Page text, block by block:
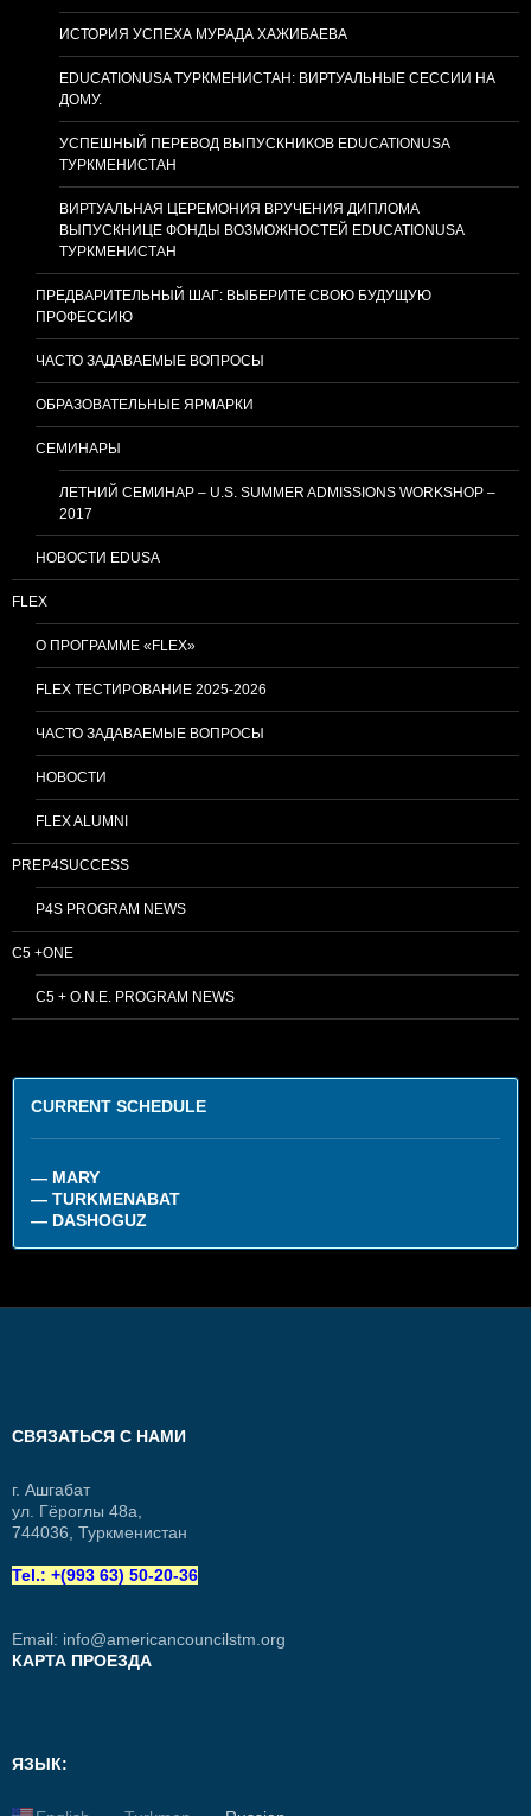
ИСТОРИЯ УСПЕХА МУРАДА ХАЖИБАЕВА
EDUCATIONUSA ТУРКМЕНИСТАН: ВИРТУАЛЬНЫЕ СЕССИИ НА
ДОМУ.
УСПЕШНЫЙ ПЕРЕВОД ВЫПУСКНИКОВ EDUCATIONUSA
ТУРКМЕНИСТАН
ВИРТУАЛЬНАЯ ЦЕРЕМОНИЯ ВРУЧЕНИЯ ДИПЛОМА
ВЫПУСКНИЦЕ ФОНДЫ ВОЗМОЖНОСТЕЙ EDUCATIONUSA
ТУРКМЕНИСТАН
ПРЕДВАРИТЕЛЬНЫЙ ШАГ: ВЫБЕРИТЕ СВОЮ БУДУЩУЮ
ПРОФЕССИЮ
ЧАСТО ЗАДАВАЕМЫЕ ВОПРОСЫ
ОБРАЗОВАТЕЛЬНЫЕ ЯРМАРКИ
СЕМИНАРЫ
ЛЕТНИЙ СЕМИНАР – U.S. SUMMER ADMISSIONS WORKSHOP –
2017
НОВОСТИ EDUSA
FLEX
О ПРОГРАММЕ «FLEX»
FLEX ТЕСТИРОВАНИЕ 2025-2026
ЧАСТО ЗАДАВАЕМЫЕ ВОПРОСЫ
НОВОСТИ
FLEX ALUMNI
PREP4SUCCESS
P4S PROGRAM NEWS
C5 +ONE
C5 + O.N.E. PROGRAM NEWS
CURRENT SCHEDULE
— MARY
— TURKMENABAT
— DASHOGUZ
СВЯЗАТЬСЯ С НАМИ
г. Ашгабат
ул. Гёроглы 48а,
744036, Туркменистан
Tel.: +(993 63) 50-20-36
Email: info@americancouncilstm.org
КАРТА ПРОЕЗДА
ЯЗЫК: